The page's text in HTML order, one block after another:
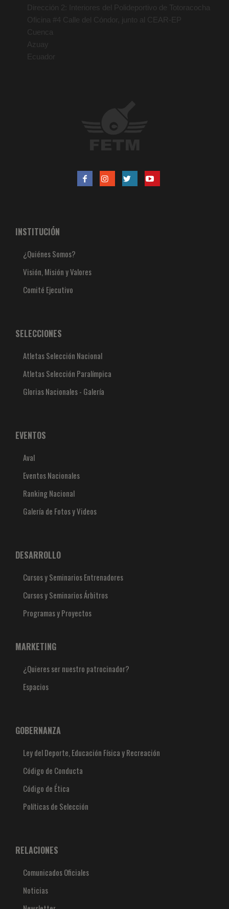
Dirección 2: Interiores del Polideportivo de Totoracocha
Oficina #4 Calle del Cóndor, junto al CEAR-EP
Cuenca
Azuay
Ecuador
INSTITUCIÓN
¿Quiénes Somos?
Visión, Misión y Valores
Comité Ejecutivo
SELECCIONES
Atletas Selección Nacional
Atletas Selección Paralímpica
Glorias Nacionales - Galería
EVENTOS
Aval
Eventos Nacionales
Ranking Nacional
Galería de Fotos y Videos
DESARROLLO
Cursos y Seminarios Entrenadores
Cursos y Seminarios Árbitros
Programas y Proyectos
MARKETING
¿Quieres ser nuestro patrocinador?
Espacios
GOBERNANZA
Ley del Deporte, Educación Física y Recreación
Código de Conducta
Código de Ética
Políticas de Selección
RELACIONES
Comunicados Oficiales
Noticias